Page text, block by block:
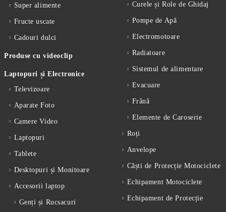
Super alimente
Fructe uscate
Cadouri dulci
Produse cu videoclip
Laptopuri și Electronice
Televizoare
Aparate Foto
Camere Video
Laptopuri
Tablete
Desktopuri și Monitoare
Accesorii laptop
Genți și Rucsacuri
Curele și Role de Ghidaj
Pompe de Apă
Electromotoare
Radiatoare
Sistemul de alimentare
Evacuare
Frână
Elemente de Caroserie
Roți
Anvelope
Căști de Protecție Motociclete
Echipament Motociclete
Echipament de Protecție